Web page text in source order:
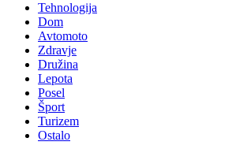
Tehnologija
Dom
Avtomoto
Zdravje
Družina
Lepota
Posel
Šport
Turizem
Ostalo